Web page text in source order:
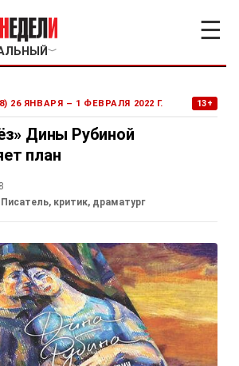
﹀
☰
26 ЯНВАРЯ – 1 ФЕВРАЛЯ 2022 Г. 13+
Дины Рубиной
план
Писатель, критик, драматург